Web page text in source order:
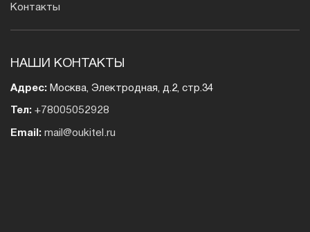
Контакты
НАШИ КОНТАКТЫ
Адрес: Москва, Электродная, д.2, стр.34
Тел: +78005052928
Email: mail@oukitel.ru